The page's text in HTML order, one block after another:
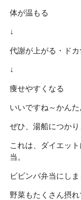
体が温もる
↓
代謝が上がる・ド
↓
痩せやすくなる
いいですね～かん
ぜひ、湯船につか
これは、ダイエッ
当。
ビビンバ弁当にしま
野菜もたくさん摂れ